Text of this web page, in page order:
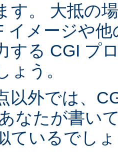
す。 大抵の
イメージや
する CGI プ
ょう。
以外では、
なたが書い
ているでし